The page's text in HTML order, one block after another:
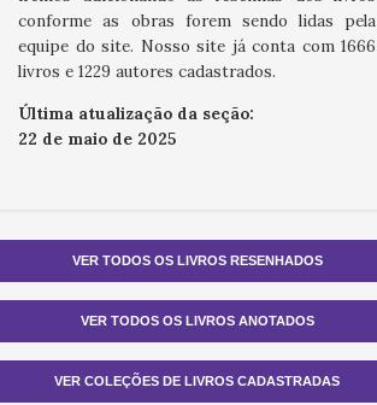
Brasil
As aventuras de Nhô-Quim & Zé Caipora
brasileiro
As obras dos engenheiros militares Galluzzi
Autobiografia: Visconde de Mauá
da Guerra das Missões
Brasil: Amazonas-Xingu
Brasileiras célebres
conforme as obras forem sendo lidas pela
equipe do site. Nosso site já conta com 1666
livros e 1229 autores cadastrados.
Última atualização da seção:
22 de maio de 2025
VER TODOS OS LIVROS RESENHADOS
VER TODOS OS LIVROS ANOTADOS
VER COLEÇÕES DE LIVROS CADASTRADAS